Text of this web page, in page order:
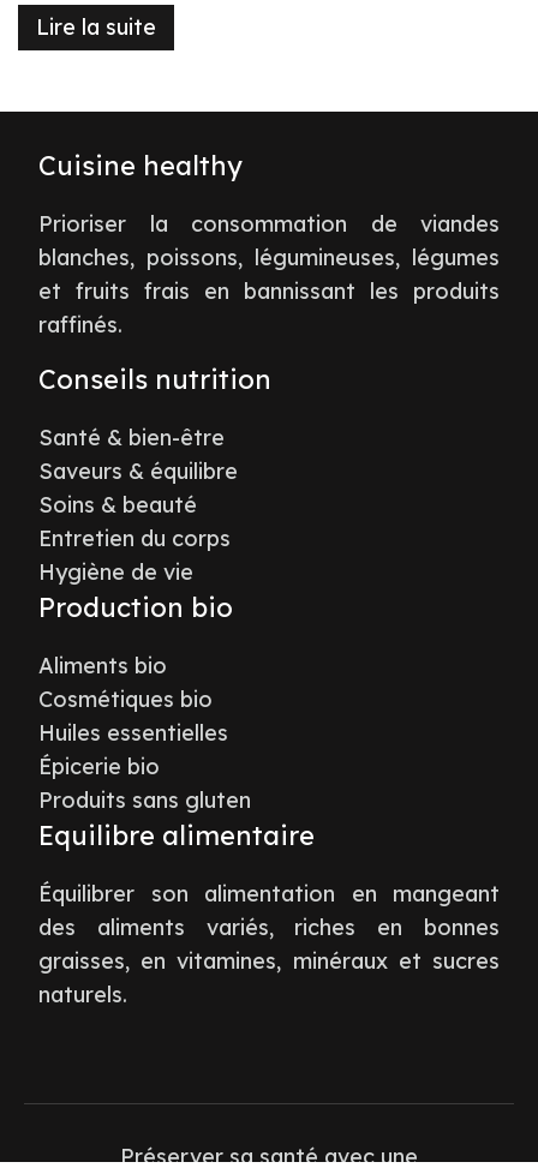
Lire la suite
Cuisine healthy
Prioriser la consommation de viandes
blanches, poissons, légumineuses, légumes
et fruits frais en bannissant les produits
raffinés.
Conseils nutrition
Santé & bien-être
Saveurs & équilibre
Soins & beauté
Entretien du corps
Hygiène de vie
Production bio
Aliments bio
Cosmétiques bio
Huiles essentielles
Épicerie bio
Produits sans gluten
Equilibre alimentaire
Équilibrer son alimentation en mangeant
des aliments variés, riches en bonnes
graisses, en vitamines, minéraux et sucres
naturels.
Préserver sa santé avec une